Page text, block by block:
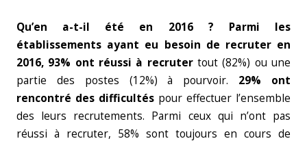
Qu’en a-t-il été en 2016 ?
Parmi les
établissements ayant eu besoin de recruter en
2016, 93% ont réussi à recrutertout (82%) ou une
partie des postes (12%) à pourvoir. 29% ont
rencontré des difficultés pour effectuer l’ensemble
des leurs recrutements. Parmi ceux qui n’ont pas
réussi à recruter, 58% sont toujours en cours de